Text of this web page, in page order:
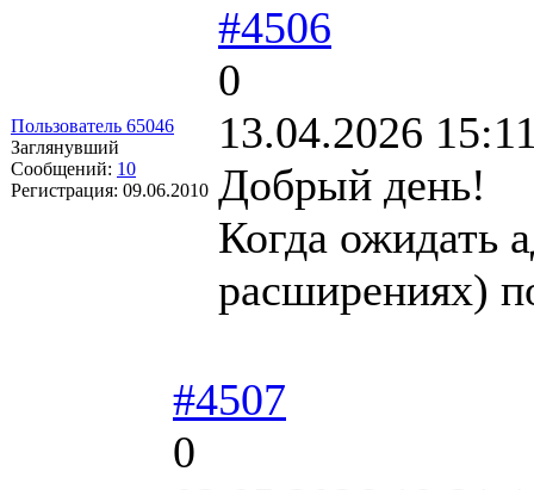
Пользователь 65046
Заглянувший
Сообщений: 10
Регистрация: 09.06.2010
#4506
0
13.04.2026
Добрый день!
Когда ожидать
расширениях)
#4507
0